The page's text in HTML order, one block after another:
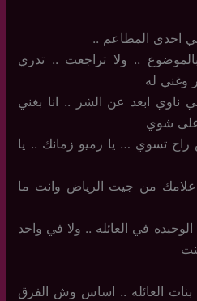
احدى المطاعم ..
.. ولا تراجعت .. تدري
وغني له
ناوي ابعد عن الشر .. انا بغني
على شوي
تسوي … يا رميو زمانك .. يا
من جيت الرياض وانت ما
في العائله .. ولا في واحد
بنات العائله .. اساس وش الفرق